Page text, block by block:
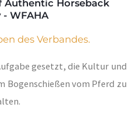
Authentic Horseback
WFAHA
des Verbandes.
gesetzt, die Kultur und
Bogenschießen vom Pferd zu